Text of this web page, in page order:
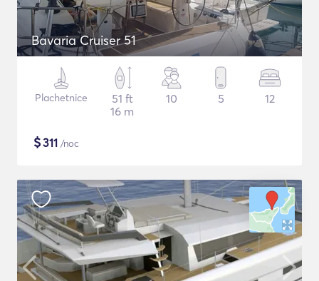
Bavaria Cruiser 51
Plachetnice
51 ft
16 m
10 5 12
$311 /noc